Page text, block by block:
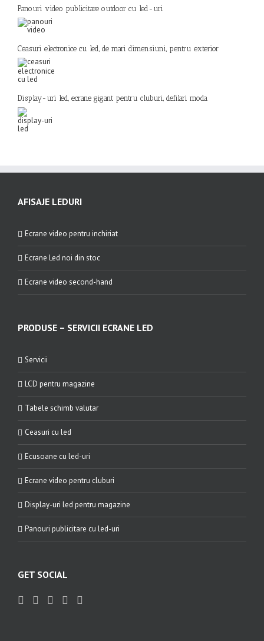
Panouri video publicitare outdoor cu led-uri
Ceasuri electronice cu led, de mari dimensiuni, pentru exterior
Display-uri led, ecrane gigant pentru cluburi, defilari moda
AFISAJE LEDURI
Ecrane video pentru inchiriat
Ecrane Led noi din stoc
Ecrane video second-hand
PRODUSE – SERVICII ECRANE LED
Servicii
LCD pentru magazine
Tabele schimb valutar
Ceasuri cu led
Ecusoane cu led-uri
Ecrane video pentru cluburi
Display-uri led pentru magazine
Panouri publicitare cu led-uri
GET SOCIAL